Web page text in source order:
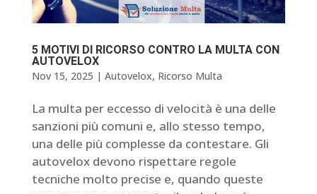
5 MOTIVI DI RICORSO CONTRO LA MULTA CON
AUTOVELOX
Nov 15, 2025 | Autovelox, Ricorso Multa
La multa per eccesso di velocità è una delle
sanzioni più comuni e, allo stesso tempo,
una delle più complesse da contestare. Gli
autovelox devono rispettare regole
tecniche molto precise e, quando queste